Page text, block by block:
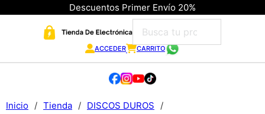
Descuentos Primer Envío 20%
ACCEDER CARRITO
Inicio / Tienda / DISCOS DUROS
/